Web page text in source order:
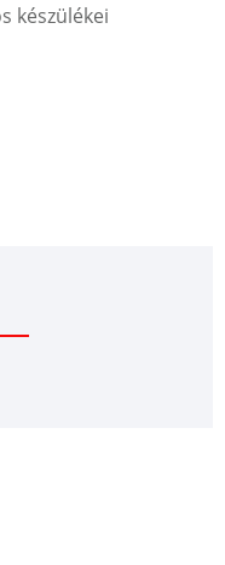
készülékei